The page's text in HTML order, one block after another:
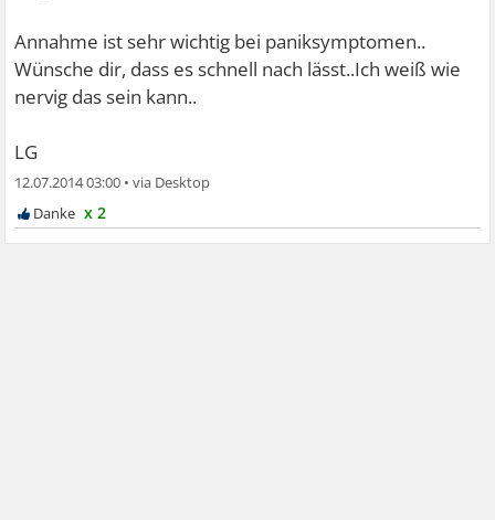
Annahme ist sehr wichtig bei paniksymptomen..
Wünsche dir, dass es schnell nach lässt..Ich weiß wie
nervig das sein kann..
LG
12.07.2014 03:00 •
x 2